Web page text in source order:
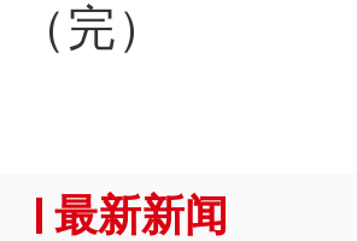
（完）
最新新闻